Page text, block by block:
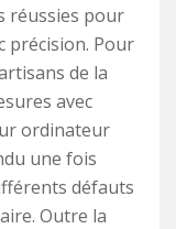
réussies pour
précision. Pour
de la
avec
ordinateur
une fois
défauts
Outre la